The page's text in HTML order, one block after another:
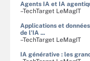
Agents IA et IA
–TechTarget LeMagIT
Applications et
de l'IA ...
–TechTarget LeMagIT
IA générative : les